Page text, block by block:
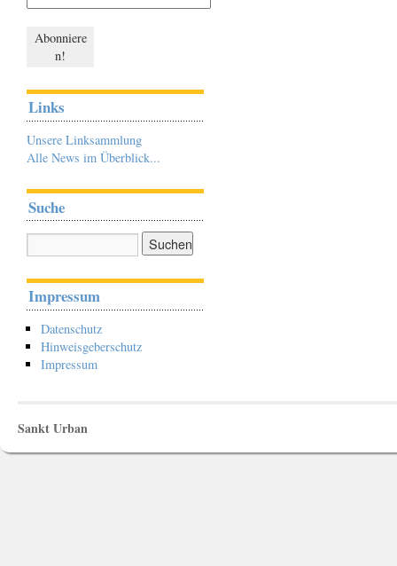
Links
Unsere Linksammlung
Alle News im Überblick...
Suche
Impressum
Datenschutz
Hinweisgeberschutz
Impressum
Sankt Urban